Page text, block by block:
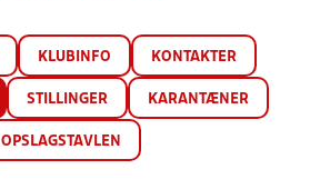
KLUBINFO KONTAKTER
STILLINGER KARANTÆNER
OPSLAGSTAVLEN